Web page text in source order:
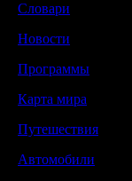
Словари
Новости
Программы
Карта мира
Путешествия
Автомобили